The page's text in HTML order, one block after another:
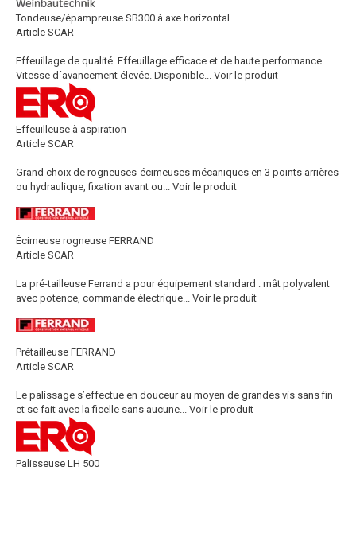
Tondeuse/épampreuse SB300 à axe horizontal
Article SCAR
Effeuillage de qualité. Effeuillage efficace et de haute performance.
Vitesse d´avancement élevée. Disponible...
Voir le produit
Effeuilleuse à aspiration
Article SCAR
Grand choix de rogneuses-écimeuses mécaniques en 3 points arrières
ou hydraulique, fixation avant ou...
Voir le produit
Écimeuse rogneuse FERRAND
Article SCAR
La pré-tailleuse Ferrand a pour équipement standard : mât polyvalent
avec potence, commande électrique...
Voir le produit
Prétailleuse FERRAND
Article SCAR
Le palissage s’effectue en douceur au moyen de grandes vis sans fin
et se fait avec la ficelle sans aucune...
Voir le produit
Palisseuse LH 500